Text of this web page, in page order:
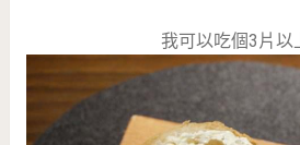
我可以吃個3片以